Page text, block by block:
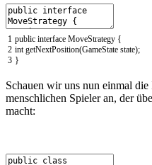
1
2
3
public interface MoveStrategy {
int getNextPosition(GameState state);
}
Schauen wir uns nun einmal
menschlichen Spieler an, der
macht: